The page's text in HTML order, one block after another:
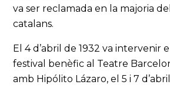
va ser reclamada en la majoria
catalans.
El 4 d’abril de 1932 va intervenir
festival benèfic al Teatre
amb Hipólito Lázaro, el 5 i 7